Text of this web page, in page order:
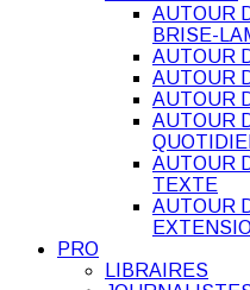
AUTOUR
BRISE-
AUTOUR
AUTOUR
AUTOUR
AUTOUR
AUTOUR
TEXTE
AUTOUR
PRO
LIBRAIRES